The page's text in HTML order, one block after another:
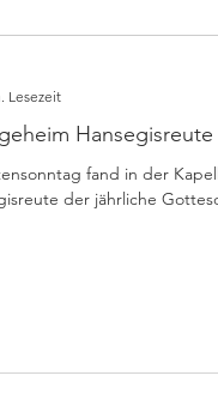
Hansegisreute
fand in der
der jährliche
Lesezeit